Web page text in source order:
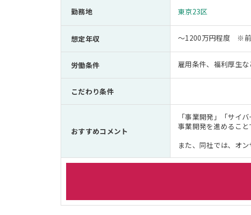
勤務地 東京23区
想定年収 ～1200万円程度 ※前
労働条件 雇用条件、福利厚生な
こだわり条件
おすすめコメント
「事業開発」「サイ
事業開発を進めること
また、同社では、オ